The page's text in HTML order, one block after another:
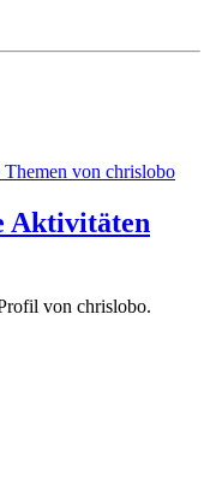
Themen von chrislobo
Aktivitäten
von chrislobo.